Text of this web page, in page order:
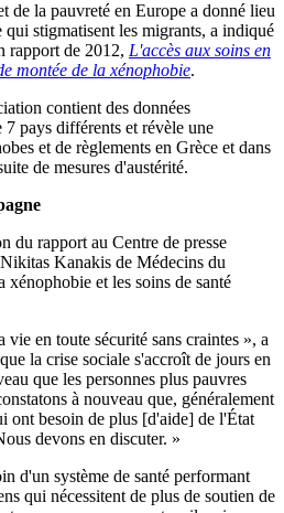
de la pauvreté en Europe a donné lieu
qui stigmatisent les migrants, a indiqué
rapport de 2012, L'accès aux soins en
montée de la xénophobie.
contient des données
7 pays différents et révèle une
et de règlements en Grèce et dans
de mesures d'austérité.
du rapport au Centre de presse
Kanakis de Médecins du
xénophobie et les soins de santé
en toute sécurité sans craintes », a
la crise sociale s'accroît de jours en
que les personnes plus pauvres
à nouveau que, généralement
ont besoin de plus [d'aide] de l'État
devons en discuter. »
d'un système de santé performant
qui nécessitent de plus de soutien de